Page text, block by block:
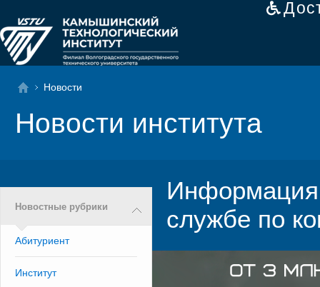
Новости
Новости института
Новостные рубрики
Абитуриент
Институт
Информация
службе по